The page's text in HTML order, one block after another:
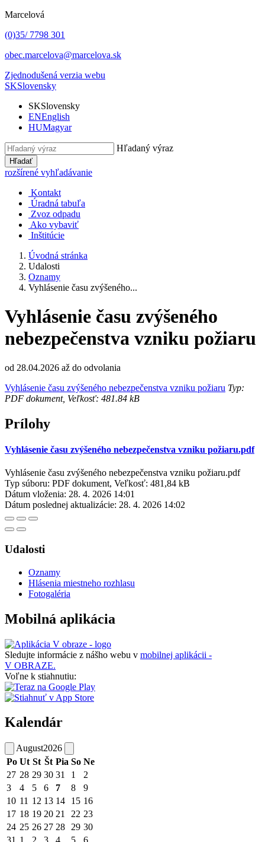
Marcelová
(0)35/ 7798 301
obec.marcelova@marcelova.sk
Zjednodušená verzia webu
SKSlovensky
SKSlovensky
ENEnglish
HUMagyar
Hľadaný výraz
Hľadať
rozšírené vyhľadávanie
Kontakt
Úradná tabuľa
Zvoz odpadu
Ako vybaviť
Inštitúcie
Úvodná stránka
Udalosti
Oznamy
Vyhlásenie času zvýšeného...
Vyhlásenie času zvýšeného
nebezpečenstva vzniku požiaru
od 28.04.2026 až do odvolania
Vyhlásenie času zvýšeného nebezpečenstva vzniku požiaru Typ:
PDF dokument, Veľkosť: 481.84 kB
Prílohy
Vyhlásenie času zvýšeného nebezpečenstva vzniku požiaru.pdf
Vyhlásenie času zvýšeného nebezpečenstva vzniku požiaru.pdf
Typ súboru: PDF dokument, Veľkosť: 481,84 kB
Dátum vloženia: 28. 4. 2026 14:01
Dátum poslednej aktualizácie: 28. 4. 2026 14:02
Udalosti
Oznamy
Hlásenia miestneho rozhlasu
Fotogaléria
Mobilná aplikácia
Sledujte informácie z nášho webu v mobilnej aplikácii -
V OBRAZE.
Voľne k stiahnutiu:
Kalendár
August2026
Po Ut St Št Pia So Ne
27 28 29 30 31 1
2
3
4 5 6 7 8
9
10 11 12 13 14 15 16
17 18 19 20 21 22 23
24 25 26 27 28 29 30